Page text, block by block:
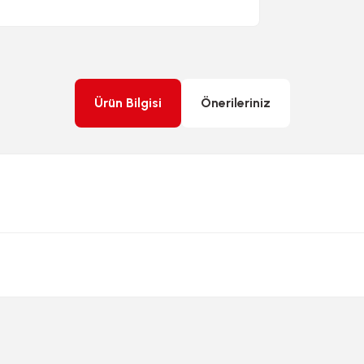
Ürün Bilgisi Önerileriniz